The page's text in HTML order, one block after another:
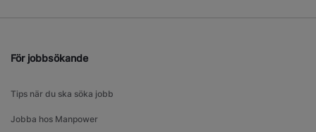
För jobbsökande
Tips när du ska söka jobb
Jobba hos Manpower